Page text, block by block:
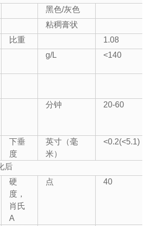
黑色/灰色
粘稠膏状
比重
1.08
g/L <140
分钟 20-60
下垂
度
英寸（毫
米）
<0.2(<5.1)
后
硬
度，
肖氏
A
点 40